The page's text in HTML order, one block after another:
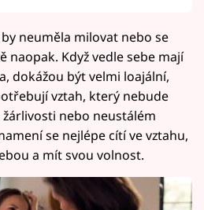
neuměla milovat nebo se
naopak. Když vedle sebe mají
dokážou být velmi loajální,
vztah, který nebude
nebo neustálém
se nejlépe cítí ve vztahu,
a mít svou volnost.